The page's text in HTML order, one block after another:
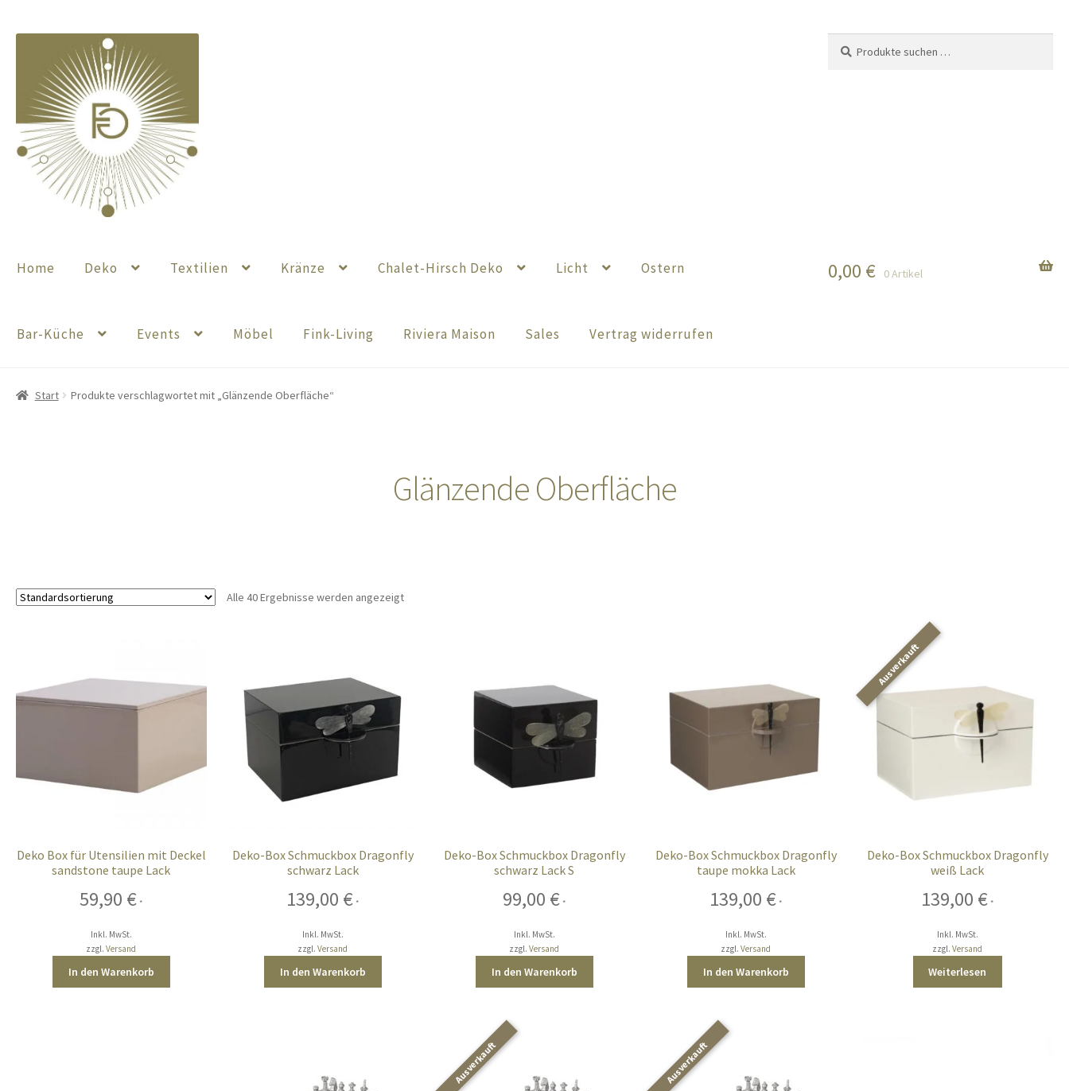
Navigation
springen
springen
nach:
Home Deko Textilien Kränze Chalet-Hirsch Deko Licht Ostern
Bar-Küche Events Möbel Fink-Living Riviera Maison Sales Vertrag widerrufen
0,00 € 0 Artikel
Start Produkte verschlagwortet mit „Glänzende Oberfläche“
Glänzende Oberfläche
Alle 40 Ergebnisse werden angezeigt
Deko Box für Utensilien mit Deckel
sandstone taupe Lack
59,90 € *
Inkl. MwSt.
zzgl.Versand
In den Warenkorb
Deko-Box Schmuckbox Dragonfly
schwarz Lack
139,00 € *
Inkl. MwSt.
zzgl.Versand
In den Warenkorb
Deko-Box Schmuckbox Dragonfly
schwarz Lack S
99,00 € *
Inkl. MwSt.
zzgl.Versand
In den Warenkorb
Deko-Box Schmuckbox Dragonfly
taupe mokka Lack
139,00 € *
Inkl. MwSt.
zzgl.Versand
In den Warenkorb
Deko-Box Schmuckbox Dragonfly
weiß Lack
139,00 € *
Inkl. MwSt.
zzgl.Versand
Weiterlesen